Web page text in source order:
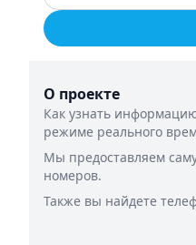
О проекте
Как узнать
режиме реального
Мы предоставляем
номеров.
Также вы найдете